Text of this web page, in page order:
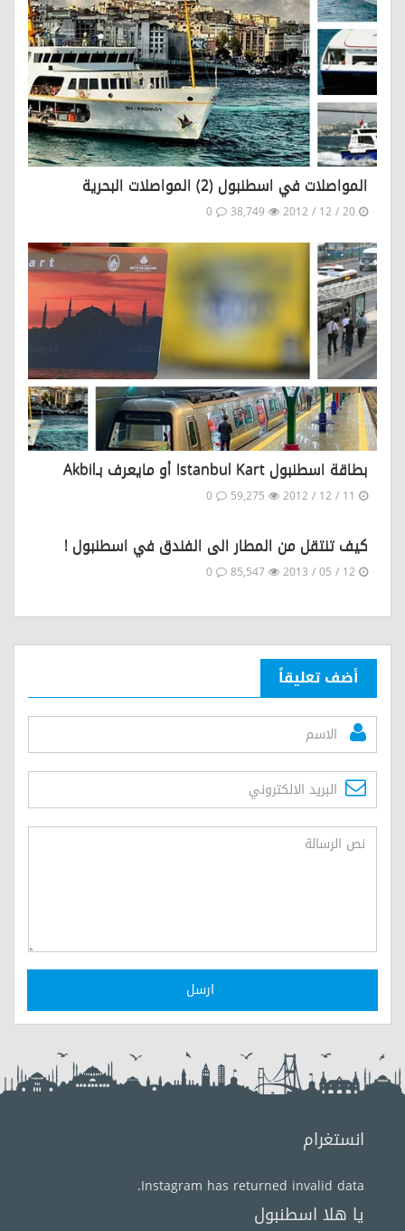
المواصلات في اسطنبول (2) المواصلات البحرية
بطاقة اسطنبول Istanbul Kart أو مايعرف بـAkbil
كيف تنتقل من المطار الى الفندق في اسطنبول !
أضف تعليقاً
ارسل
انستغرام
Instagram has returned invalid data.
يا هلا اسطنبول